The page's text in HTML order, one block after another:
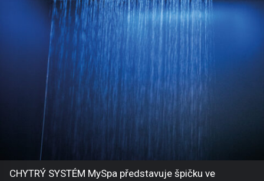
CHYTRÝ SYSTÉM MySpa představuje špičku ve